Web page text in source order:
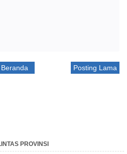
Posting Lama
Beranda
PROVINSI